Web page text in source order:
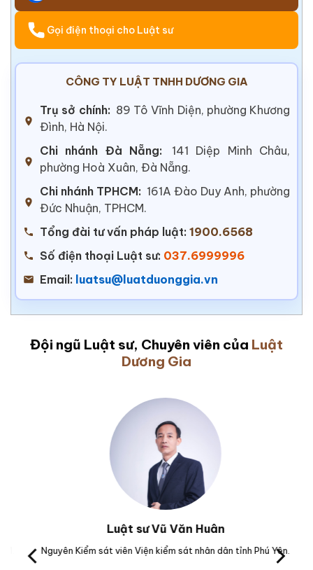
Gọi điện thoại cho Luật sư
CÔNG TY LUẬT TNHH DƯƠNG GIA
Trụ sở chính: 89 Tô Vĩnh Diện, phường Khương
Đình, Hà Nội.
Chi nhánh Đà Nẵng:
141 Diệp Minh Châu,
phường Hoà Xuân, Đà Nẵng.
Chi nhánh TPHCM: 161A Đào Duy Anh, phường
Đức Nhuận, TPHCM.
Tổng đài tư vấn pháp luật: 1900.6568
Số điện thoại Luật sư: 037.6999996
Email: luatsu@luatduonggia.vn
Đội ngũ Luật sư, Chuyên viên của Luật
Dương Gia
Luật sư Vũ Văn Huân
Nguyên Kiểm sát viên Viện kiểm sát nhân dân tỉnh Phú Yên.